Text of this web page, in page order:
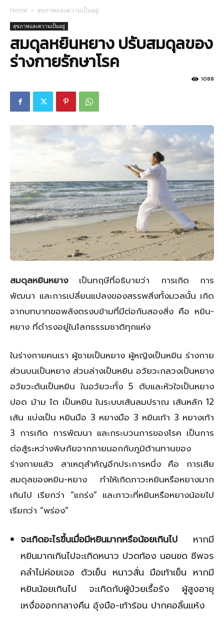
Home สุขภาพและความเป็นอยู่
สุขภาพและความเป็นอยู่
สมดุลหยินหยาง ปรับสมดุลของ
ร่างกายรักษาโรค
1088
สมดุลหยินหยางเป็นทฤษีที่อธิบายว่า การเกิด การ
พัฒนา และการเปลี่ยนแปลงของสรรพสิ่งทั้งมวลนั้น เกิด
จากบทบาทขอพลังตรงบข้ามที่มีต่อกันสองสิ่ง คือ หยิน-
หยาง ที่ดำรงอยู่ในโลกธรรมชาติทุกแห่ง
ในร่างกายคนเรา ผู้ชายเป็นหยาง ผู้หญิงเป็นหยิน ร่างกาย
ส่วนบนเป็นหยาง ส่วนล่างเป็นหยิน อวัยวะกลวงเป็นหยาง
อวัยวะตันเป็นหยิน ในอวัยวะทั้ง 5 ตับและหัวใจเป็นหยาง
ปอด ม้าม ไต เป็นหยิน ในระบบเส้นลมปราณ เส้นหลัก 12
เส้น แบ่งเป็น หยินมือ 3 หยางมือ 3 หยินเท้า 3 หยางเท้า
3 การเกิด การพัฒนา และกระบวนการของโรค เป็นการ
ต่อสู้ระหว่างพิษภัยจากภายนอกกับภูมิต้านทานของ
ร่างกายแล้ว สาเหตุสำคัญอีกประการหนึ่ง คือ การเสีย
สมดุลของหยิน-หยาง ทำให้เกิดภาวะหยินหรือหยางมาก
เกินไป เรียกว่า “แกร่ง” และภาวะที่หยินหรือหยางน้อยไป
เรียกว่า “พร่อง”
จะเกิดอะไรขึ้นเมื่อมีหยินมากหรือน้อยเกินไป หากมี
หยินมากเกินไปจะเกิดหนาว ปวดท้อง นอนขด ชีพจร
คลำไม่ค่อยเจอ ตัวเย็น หนาวสั่น มือเท้าเย็น หากมี
หยินน้อยเกินไป จะเกิดกับผู้ป่วยเรื้อรัง ผู้สูงอายุ
เหงื่อออกกลางคืน อุ้งมือ-เท้าร้อน ปากคอลิ้นแห้ง